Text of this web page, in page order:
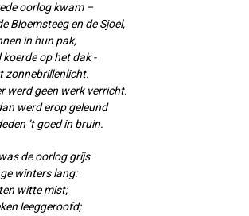
oorlog kwam –
Bloemsteeg en de Sjoel,
in hun pak,
op het dak -
zonnebrillenlicht.
werd geen werk verricht.
werd erop geleund
’t goed in bruin.
de oorlog grijs
winters lang:
witte mist;
leeggeroofd;